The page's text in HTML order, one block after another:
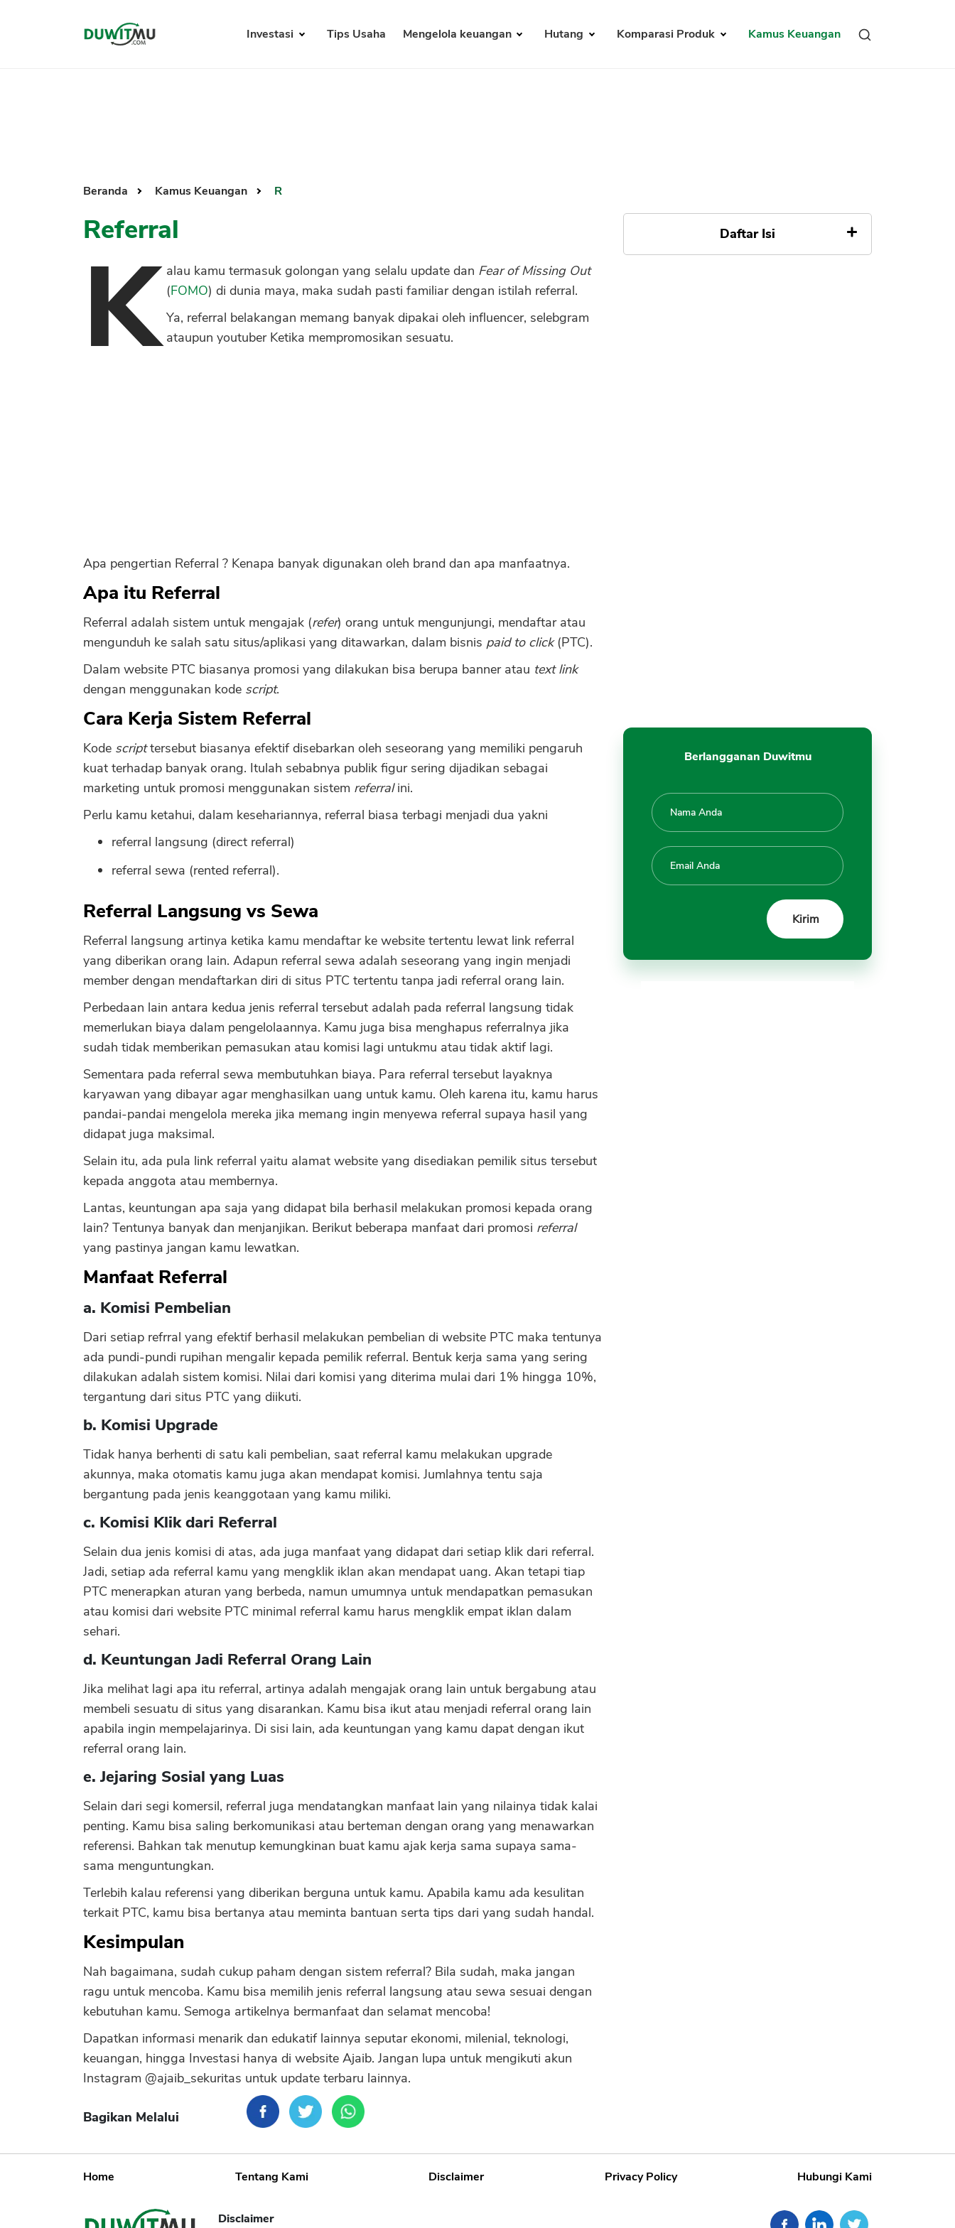
Investasi Tips Usaha Mengelola keuangan Hutang Komparasi Produk Kamus Keuangan
Beranda Kamus Keuangan R
Referral
K alau kamu termasuk golongan yang selalu update dan Fear of Missing Out
(FOMO) di dunia maya, maka sudah pasti familiar dengan istilah referral.
Ya, referral belakangan memang banyak dipakai oleh influencer, selebgram
ataupun youtuber Ketika mempromosikan sesuatu.
Apa pengertian Referral ? Kenapa banyak digunakan oleh brand dan apa manfaatnya.
Apa itu Referral
Referral adalah sistem untuk mengajak (refer) orang untuk mengunjungi, mendaftar atau
mengunduh ke salah satu situs/aplikasi yang ditawarkan, dalam bisnis paid to click(PTC).
Dalam website PTC biasanya promosi yang dilakukan bisa berupa banner atau text link
dengan menggunakan kode script.
Cara Kerja Sistem Referral
Kode scripttersebut biasanya efektif disebarkan oleh seseorang yang memiliki pengaruh
kuat terhadap banyak orang. Itulah sebabnya publik figur sering dijadikan sebagai
marketing untuk promosi menggunakan sistem referralini.
Perlu kamu ketahui, dalam kesehariannya, referral biasa terbagi menjadi dua yakni
referral langsung (direct referral)
referral sewa (rented referral).
Referral Langsung vs Sewa
Referral langsung artinya ketika kamu mendaftar ke website tertentu lewat link referral
yang diberikan orang lain. Adapun referral sewa adalah seseorang yang ingin menjadi
member dengan mendaftarkan diri di situs PTC tertentu tanpa jadi referral orang lain.
Perbedaan lain antara kedua jenis referral tersebut adalah pada referral langsung tidak
memerlukan biaya dalam pengelolaannya. Kamu juga bisa menghapus referralnya jika
sudah tidak memberikan pemasukan atau komisi lagi untukmu atau tidak aktif lagi.
Sementara pada referral sewa membutuhkan biaya. Para referral tersebut layaknya
karyawan yang dibayar agar menghasilkan uang untuk kamu. Oleh karena itu, kamu harus
pandai-pandai mengelola mereka jika memang ingin menyewa referral supaya hasil yang
didapat juga maksimal.
Selain itu, ada pula link referral yaitu alamat website yang disediakan pemilik situs tersebut
kepada anggota atau membernya.
Lantas, keuntungan apa saja yang didapat bila berhasil melakukan promosi kepada orang
lain? Tentunya banyak dan menjanjikan. Berikut beberapa manfaat dari promosi referral
yang pastinya jangan kamu lewatkan.
Manfaat Referral
a. Komisi Pembelian
Dari setiap refrral yang efektif berhasil melakukan pembelian di website PTC maka tentunya
ada pundi-pundi rupihan mengalir kepada pemilik referral. Bentuk kerja sama yang sering
dilakukan adalah sistem komisi. Nilai dari komisi yang diterima mulai dari 1% hingga 10%,
tergantung dari situs PTC yang diikuti.
b. Komisi Upgrade
Tidak hanya berhenti di satu kali pembelian, saat referral kamu melakukan upgrade
akunnya, maka otomatis kamu juga akan mendapat komisi. Jumlahnya tentu saja
bergantung pada jenis keanggotaan yang kamu miliki.
c. Komisi Klik dari Referral
Selain dua jenis komisi di atas, ada juga manfaat yang didapat dari setiap klik dari referral.
Jadi, setiap ada referral kamu yang mengklik iklan akan mendapat uang. Akan tetapi tiap
PTC menerapkan aturan yang berbeda, namun umumnya untuk mendapatkan pemasukan
atau komisi dari website PTC minimal referral kamu harus mengklik empat iklan dalam
sehari.
d. Keuntungan Jadi Referral Orang Lain
Jika melihat lagi apa itu referral, artinya adalah mengajak orang lain untuk bergabung atau
membeli sesuatu di situs yang disarankan. Kamu bisa ikut atau menjadi referral orang lain
apabila ingin mempelajarinya. Di sisi lain, ada keuntungan yang kamu dapat dengan ikut
referral orang lain.
e. Jejaring Sosial yang Luas
Selain dari segi komersil, referral juga mendatangkan manfaat lain yang nilainya tidak kalai
penting. Kamu bisa saling berkomunikasi atau berteman dengan orang yang menawarkan
referensi. Bahkan tak menutup kemungkinan buat kamu ajak kerja sama supaya sama-
sama menguntungkan.
Terlebih kalau referensi yang diberikan berguna untuk kamu. Apabila kamu ada kesulitan
terkait PTC, kamu bisa bertanya atau meminta bantuan serta tips dari yang sudah handal.
Kesimpulan
Nah bagaimana, sudah cukup paham dengan sistem referral? Bila sudah, maka jangan
ragu untuk mencoba. Kamu bisa memilih jenis referral langsung atau sewa sesuai dengan
kebutuhan kamu. Semoga artikelnya bermanfaat dan selamat mencoba!
Dapatkan informasi menarik dan edukatif lainnya seputar ekonomi, milenial, teknologi,
keuangan, hingga Investasi hanya di website Ajaib. Jangan lupa untuk mengikuti akun
Instagram @ajaib_sekuritas untuk update terbaru lainnya.
Bagikan Melalui
Daftar Isi
Berlangganan Duwitmu
Home Tentang Kami Disclaimer Privacy Policy Hubungi Kami
Disclaimer